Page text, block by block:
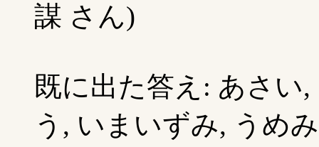
謀 さん)
既に出た答え: あさい
う, いまいずみ, うめ